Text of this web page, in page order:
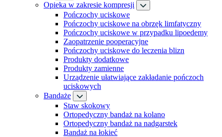
Opieka w zakresie kompresji
Pończochy uciskowe
Pończochy uciskowe na obrzęk limfatyczny
Pończochy uciskowe w przypadku lipoedemy
Zaopatrzenie pooperacyjne
Pończochy uciskowe do leczenia blizn
Produkty dodatkowe
Produkty zamienne
Urządzenie ułatwiające zakładanie pończoch
uciskowych
Bandaże
Staw skokowy
Ortopedyczny bandaż na kolano
Ortopedyczny bandaż na nadgarstek
Bandaż na łokieć